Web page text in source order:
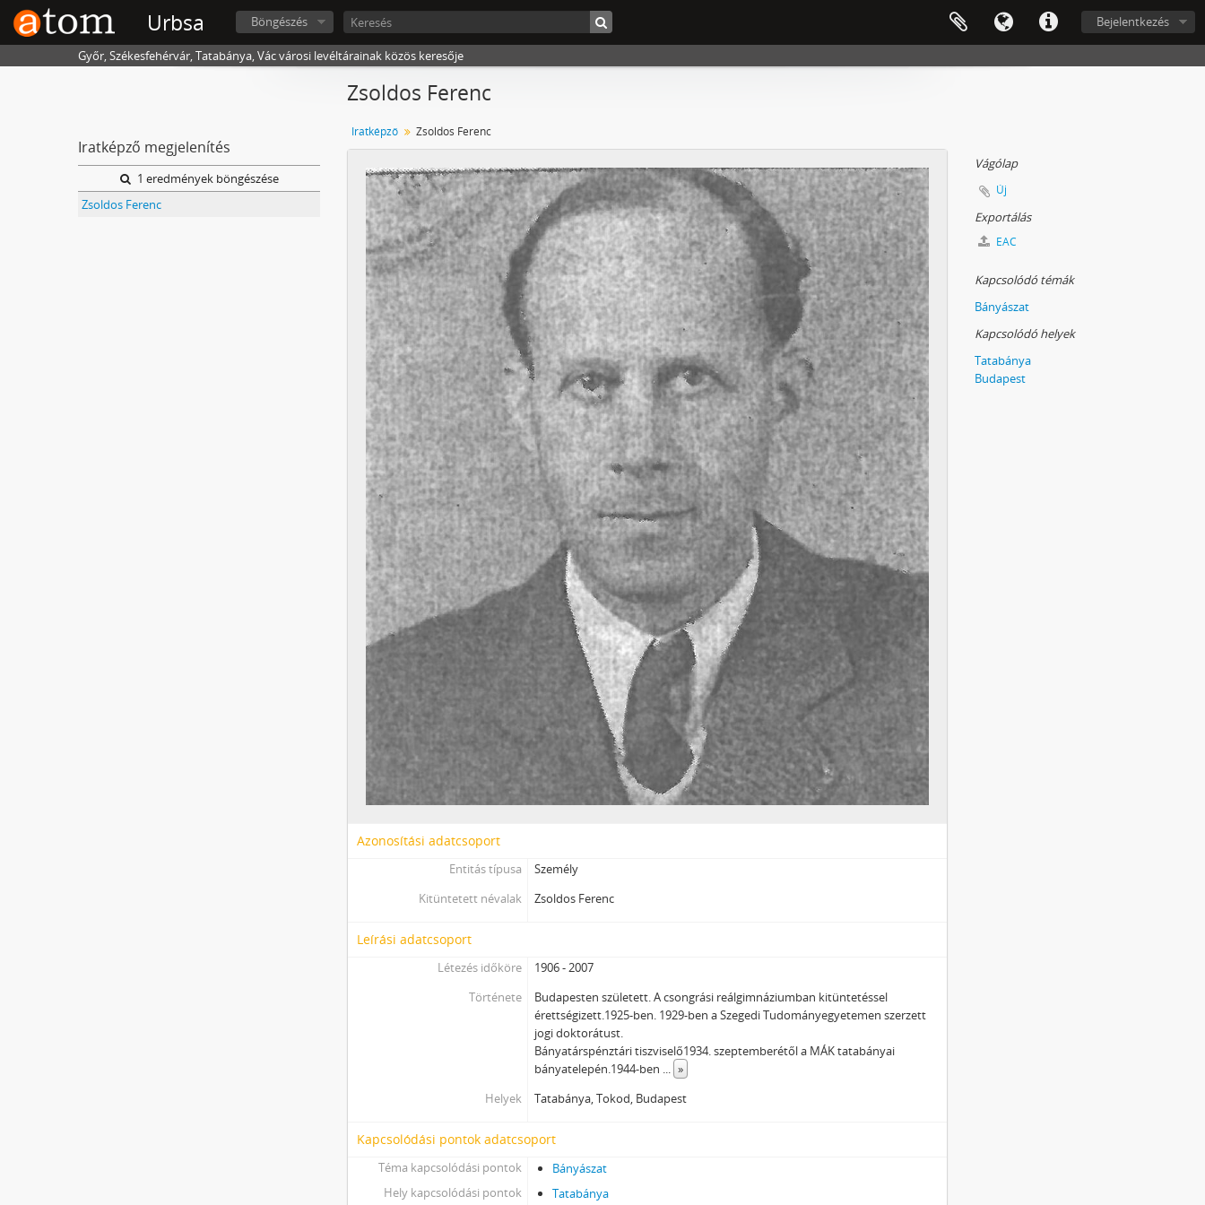
Urbsa Bejelentkezés
Böngészés
Győr, Székesfehérvár, Tatabánya, Vác városi levéltárainak közös keresője
Iratképző megjelenítés
1 eredmények böngészése
Zsoldos Ferenc
Zsoldos Ferenc
Iratképző Zsoldos Ferenc
Azonosítási adatcsoport
Entitás típusa
Személy
Kitüntetett névalak
Zsoldos Ferenc
Leírási adatcsoport
Létezés időköre
1906 - 2007
Története
Budapesten született. A csongrási reálgimnáziumban kitüntetéssel
érettségizett.1925-ben. 1929-ben a Szegedi Tudományegyetemen szerzett
jogi doktorátust.
Bányatárspénztári tiszviselő1934. szeptemberétől a MÁK tatabányai
bányatelepén.1944-ben ... »
Helyek
Tatabánya, Tokod, Budapest
Kapcsolódási pontok adatcsoport
Téma kapcsolódási pontok
Bányászat
Hely kapcsolódási pontok
Tatabánya
Vágólap
Új
Exportálás
EAC
Kapcsolódó témák
Bányászat
Kapcsolódó helyek
Tatabánya
Budapest